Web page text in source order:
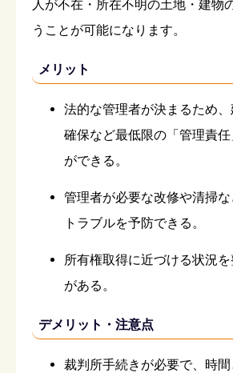
人が不在・所在不明の土地・建物
うことが可能になります。
メリット
法的な管理者が決まるため
確保など最低限の「管理責
ができる。
管理者が必要な改修や清掃
トラブルを予防できる。
所有権取得に近づける状況
がある。
デメリット・注意点
裁判所手続きが必要で、時